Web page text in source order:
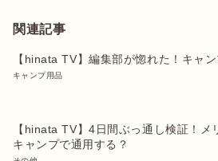
関連記事
【hinata TV】編集部が惚れた！キャ
キャンプ用品
【hinata TV】4日間ぶっ通し検証！メ
キャンプで通用する？